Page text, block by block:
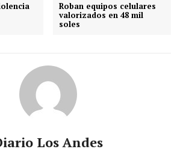
Roban equipos celulares
valorizados en 48 mil
soles
Los Andes